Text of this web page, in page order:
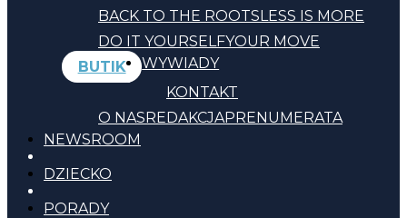
BACK TO THE ROOTSLESS IS MORE
DO IT YOURSELFYOUR MOVE
BUTIK
KONTAKT
O NASREDAKCJAPRENUMERATA
WYWIADY
NEWSROOM
DZIECKO
PORADY